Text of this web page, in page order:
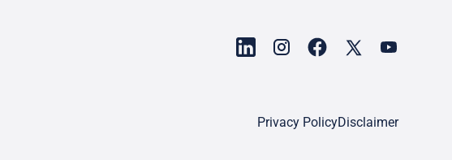
Privacy PolicyDisclaimer